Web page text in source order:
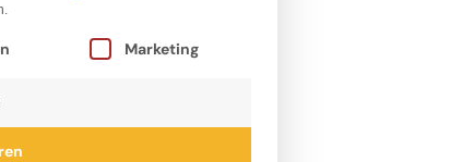
für die eine Einwilligung erteilt werden kann.
Marketing